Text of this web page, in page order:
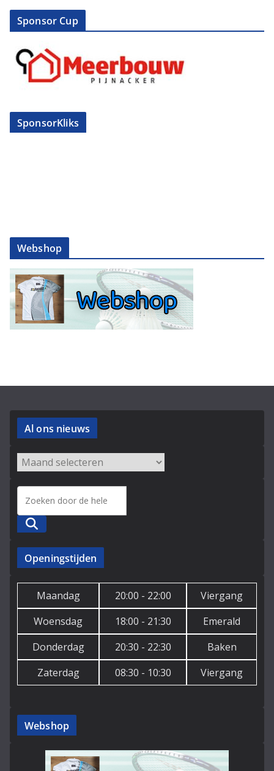
Sponsor Cup
SponsorKliks
Webshop
Al ons nieuws
Zoeken
Openingstijden
Maandag 20:00 - 22:00
Viergang
Woensdag
18:00 - 21:30
Emerald
Donderdag
20:30 - 22:30
Baken
Zaterdag
08:30 - 10:30 Viergang
Webshop